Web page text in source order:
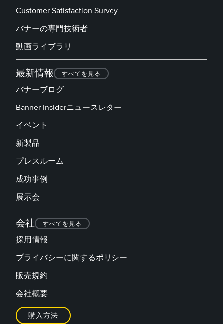
Customer Satisfaction Survey
バナーの専門技術者
動画ライブラリ
最新情報 すべてを見る
バナーブログ
Banner Insiderニュースレター
イベント
新製品
プレスルーム
成功事例
展示会
会社 すべてを見る
採用情報
プライバシーに関するポリシー
販売規約
会社概要
購入方法